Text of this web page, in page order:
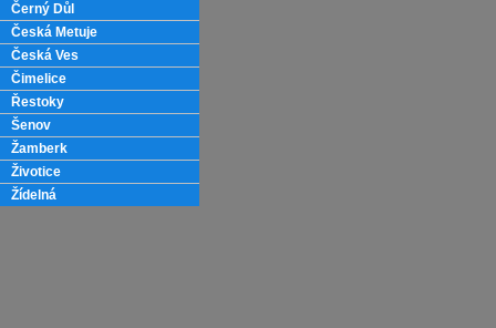
Černý Důl
Česká Metuje
Česká Ves
Čimelice
Řestoky
Šenov
Žamberk
Životice
Žídelná